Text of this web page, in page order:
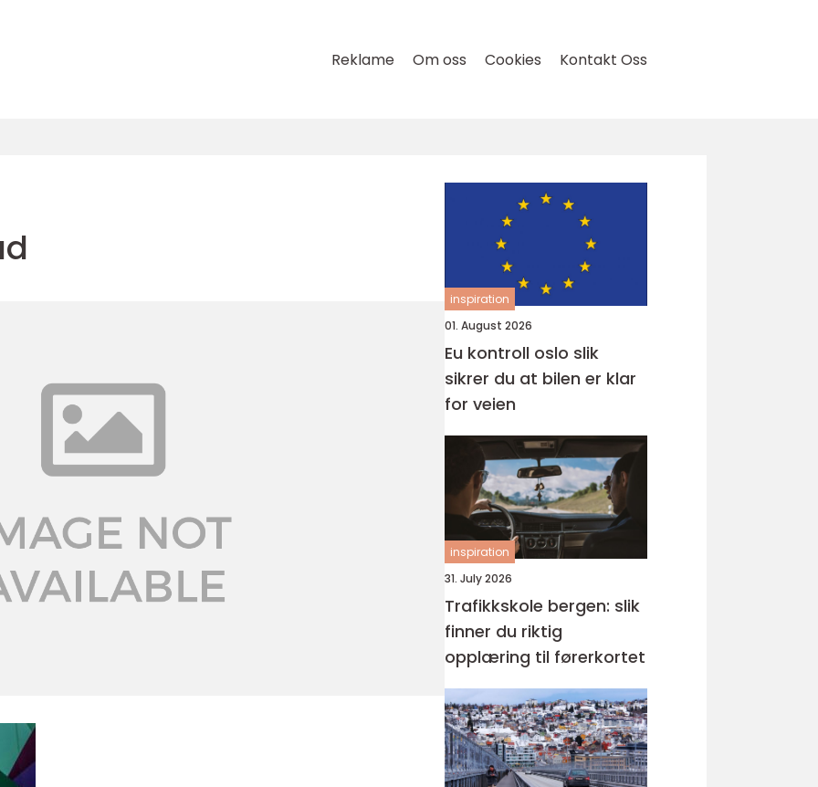
Reklame Om oss Cookies Kontakt Oss
inspiration
01. August 2026
Eu kontroll oslo slik
sikrer du at bilen er klar
for veien
inspiration
31. July 2026
Trafikkskole bergen: slik
finner du riktig
opplæring til førerkortet